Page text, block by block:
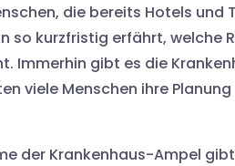
die bereits Hotels
so kurzfristig erfährt, welche
Immerhin gibt es die
viele Menschen ihre
der Krankenhaus-Ampel